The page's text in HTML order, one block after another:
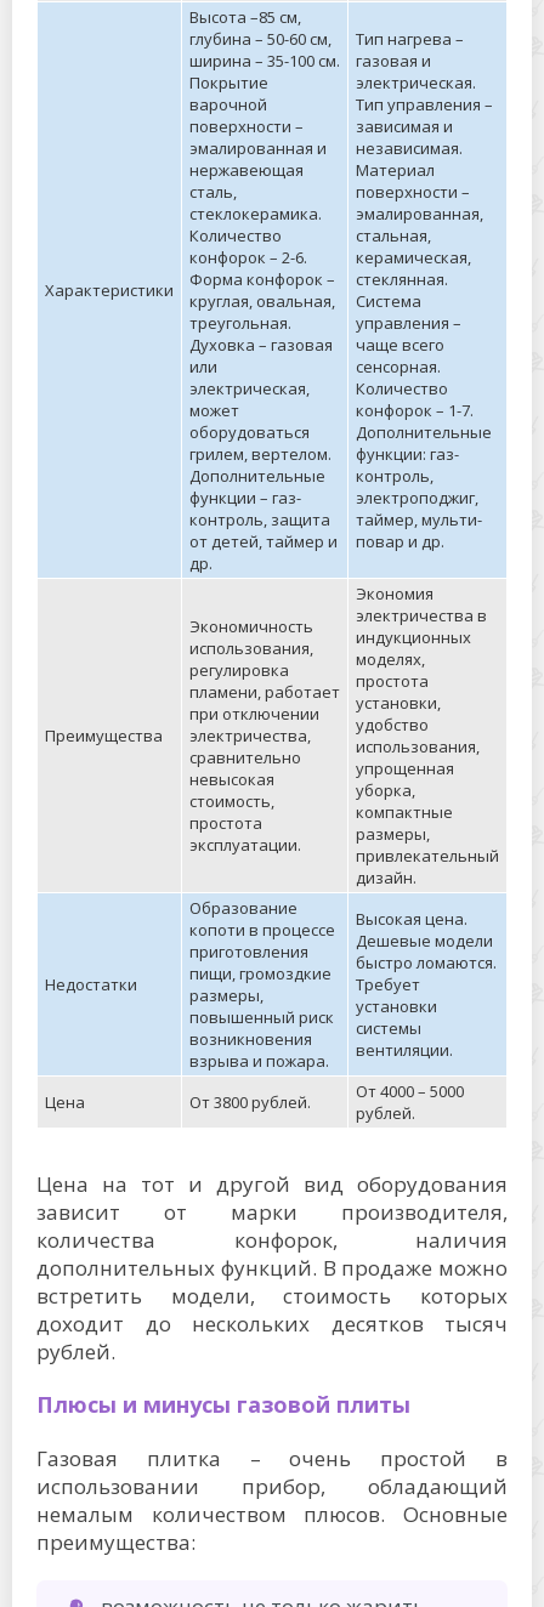
Характеристики
Высота –85 см,
глубина – 50-60 см,
ширина – 35-100 см.
Покрытие
варочной
поверхности –
эмалированная и
нержавеющая
сталь,
стеклокерамика.
Количество
конфорок – 2-6.
Форма конфорок –
круглая, овальная,
треугольная.
Духовка – газовая
или
электрическая,
может
оборудоваться
грилем, вертелом.
Дополнительные
функции – газ-
контроль, защита
от детей, таймер и
др.
Тип нагрева –
газовая и
электрическая.
Тип управления –
зависимая и
независимая.
Материал
поверхности –
эмалированная,
стальная,
керамическая,
стеклянная.
Система
управления –
чаще всего
сенсорная.
Количество
конфорок – 1-7.
Дополнительные
функции: газ-
контроль,
электроподжиг,
таймер, мульти-
повар и др.
Преимущества
Экономичность
использования,
регулировка
пламени, работает
при отключении
электричества,
сравнительно
невысокая
стоимость,
простота
эксплуатации.
Экономия
электричества в
индукционных
моделях,
простота
установки,
удобство
использования,
упрощенная
уборка,
компактные
размеры,
привлекательный
дизайн.
Недостатки
Образование
копоти в процессе
приготовления
пищи, громоздкие
размеры,
повышенный риск
возникновения
взрыва и пожара.
Высокая цена.
Дешевые модели
быстро ломаются.
Требует
установки
системы
вентиляции.
Цена От 3800 рублей.
От 4000 – 5000
рублей.
Цена на тот и другой вид оборудования
зависит от марки производителя,
количества конфорок, наличия
дополнительных функций. В продаже можно
встретить модели, стоимость которых
доходит до нескольких десятков тысяч
рублей.
Плюсы и минусы газовой плиты
Газовая плитка – очень простой в
использовании прибор, обладающий
немалым количеством плюсов. Основные
преимущества: